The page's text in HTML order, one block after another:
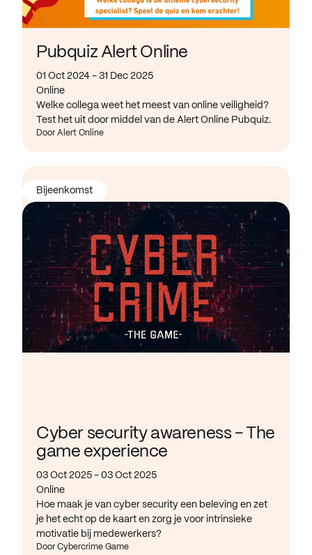
Pubquiz Alert Online
01 Oct 2024 - 31 Dec 2025
Online
Welke collega weet het meest van online veiligheid?
Test het uit door middel van de Alert Online Pubquiz.
Door Alert Online
Cyber security awareness - The
game experience
03 Oct 2025 - 03 Oct 2025
Online
Hoe maak je van cyber security een beleving en zet
je het echt op de kaart en zorg je voor intrinsieke
motivatie bij medewerkers?
Door Cybercrime Game
Bijeenkomst